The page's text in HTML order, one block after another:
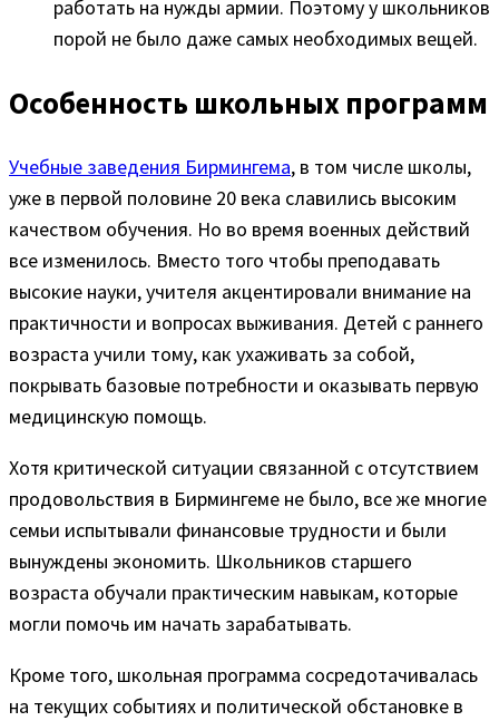
работать на нужды армии. Поэтому у школьников
порой не было даже самых необходимых вещей.
Особенность школьных программ
Учебные заведения Бирмингема, в том числе школы,
уже в первой половине 20 века славились высоким
качеством обучения. Но во время военных действий
все изменилось. Вместо того чтобы преподавать
высокие науки, учителя акцентировали внимание на
практичности и вопросах выживания. Детей с раннего
возраста учили тому, как ухаживать за собой,
покрывать базовые потребности и оказывать первую
медицинскую помощь.
Хотя критической ситуации связанной с отсутствием
продовольствия в Бирмингеме не было, все же многие
семьи испытывали финансовые трудности и были
вынуждены экономить. Школьников старшего
возраста обучали практическим навыкам, которые
могли помочь им начать зарабатывать.
Кроме того, школьная программа сосредотачивалась
на текущих событиях и политической обстановке в